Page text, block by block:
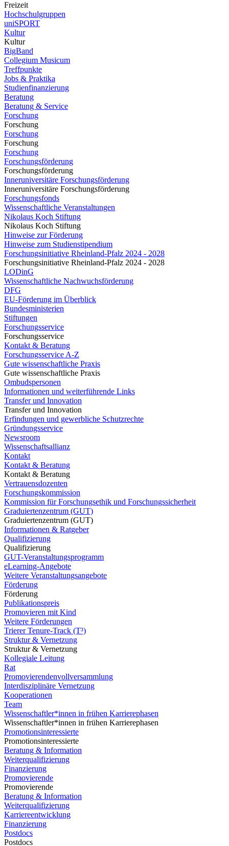
Freizeit
Hochschulgruppen
uniSPORT
Kultur
Kultur
BigBand
Collegium Musicum
Treffpunkte
Jobs & Praktika
Studienfinanzierung
Beratung
Beratung & Service
Forschung
Forschung
Forschung
Forschung
Forschung
Forschungsförderung
Forschungsförderung
Inneruniversitäre Forschungsförderung
Inneruniversitäre Forschungsförderung
Forschungsfonds
Wissenschaftliche Veranstaltungen
Nikolaus Koch Stiftung
Nikolaus Koch Stiftung
Hinweise zur Förderung
Hinweise zum Studienstipendium
Forschungsinitiative Rheinland-Pfalz 2024 - 2028
Forschungsinitiative Rheinland-Pfalz 2024 - 2028
LODinG
Wissenschaftliche Nachwuchsförderung
DFG
EU-Förderung im Überblick
Bundesministerien
Stiftungen
Forschungsservice
Forschungsservice
Kontakt & Beratung
Forschungsservice A-Z
Gute wissenschaftliche Praxis
Gute wissenschaftliche Praxis
Ombudspersonen
Informationen und weiterführende Links
Transfer und Innovation
Transfer und Innovation
Erfindungen und gewerbliche Schutzrechte
Gründungsservice
Newsroom
Wissenschaftsallianz
Kontakt
Kontakt & Beratung
Kontakt & Beratung
Vertrauensdozenten
Forschungskommission
Kommission für Forschungsethik und Forschungssicherheit
Graduiertenzentrum (GUT)
Graduiertenzentrum (GUT)
Informationen & Ratgeber
Qualifizierung
Qualifizierung
GUT-Veranstaltungsprogramm
eLearning-Angebote
Weitere Veranstaltungsangebote
Förderung
Förderung
Publikationspreis
Promovieren mit Kind
Weitere Förderungen
Trierer Tenure-Track (T³)
Struktur & Vernetzung
Struktur & Vernetzung
Kollegiale Leitung
Rat
Promovierendenvollversammlung
Interdisziplinäre Vernetzung
Kooperationen
Team
Wissenschaftler*innen in frühen Karrierephasen
Wissenschaftler*innen in frühen Karrierephasen
Promotionsinteressierte
Promotionsinteressierte
Beratung & Information
Weiterqualifizierung
Finanzierung
Promovierende
Promovierende
Beratung & Information
Weiterqualifizierung
Karriereentwicklung
Finanzierung
Postdocs
Postdocs